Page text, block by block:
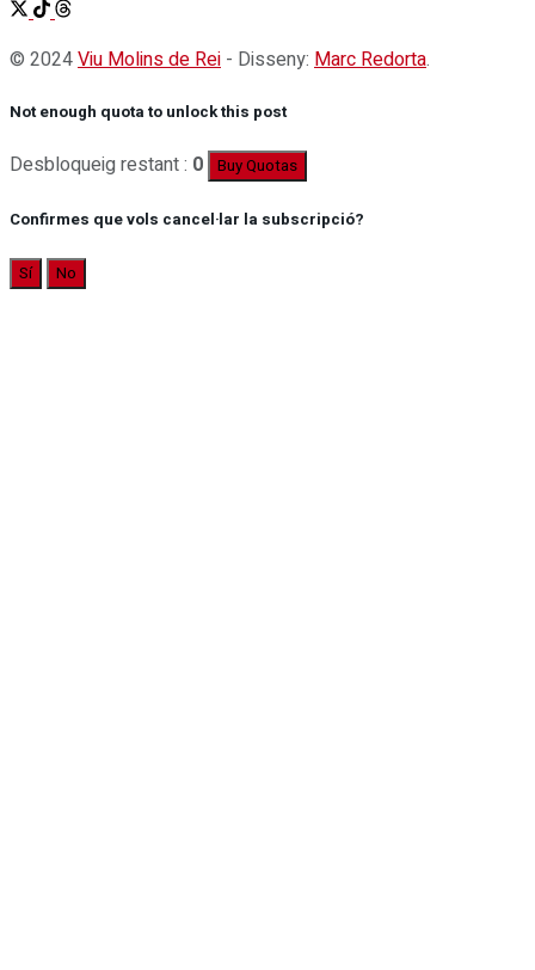
© 2024Viu Molins de Rei - Disseny: Marc Redorta.
Not enough quota to unlock this post
Desbloqueig restant : 0 Buy Quotas
Confirmes que vols cancel·lar la subscripció?
Sí No